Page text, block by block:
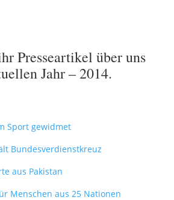
Presseartikel über uns
Jahr – 2014.
Sport gewidmet
Bundesverdienstkreuz
aus Pakistan
Menschen aus 25 Nationen